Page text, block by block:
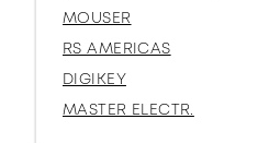
MOUSER
RS AMERICAS
DIGIKEY
MASTER ELECTR.